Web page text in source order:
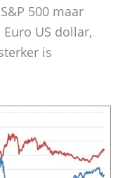
500 maar
US dollar,
is